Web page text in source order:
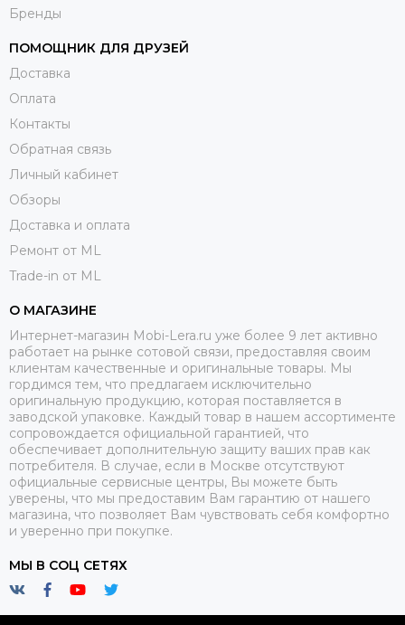
Бренды
ПОМОЩНИК ДЛЯ ДРУЗЕЙ
Доставка
Оплата
Контакты
Обратная связь
Личный кабинет
Обзоры
Доставка и оплата
Ремонт от ML
Trade-in от ML
О МАГАЗИНЕ
Интернет-магазин Mobi-Lera.ru уже более 9 лет активно
работает на рынке сотовой связи, предоставляя своим
клиентам качественные и оригинальные товары. Мы
гордимся тем, что предлагаем исключительно
оригинальную продукцию, которая поставляется в
заводской упаковке. Каждый товар в нашем ассортименте
сопровождается официальной гарантией, что
обеспечивает дополнительную защиту ваших прав как
потребителя. В случае, если в Москве отсутствуют
официальные сервисные центры, Вы можете быть
уверены, что мы предоставим Вам гарантию от нашего
магазина, что позволяет Вам чувствовать себя комфортно
и уверенно при покупке.
МЫ В СОЦ СЕТЯХ